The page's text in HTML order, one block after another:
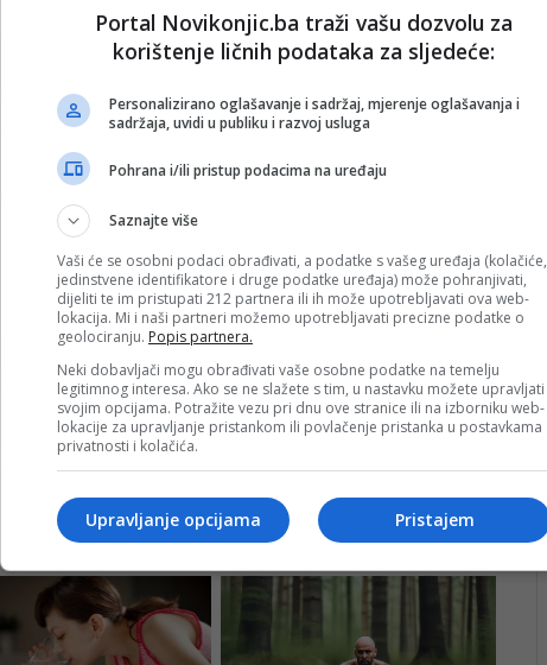
Portal Novikonjic.ba traži vašu dozvolu za
korištenje ličnih podataka za sljedeće:
Personalizirano oglašavanje i sadržaj, mjerenje oglašavanja i
sadržaja, uvidi u publiku i razvoj usluga
Pohrana i/ili pristup podacima na uređaju
Saznajte više
Vaši će se osobni podaci obrađivati, a podatke s vašeg uređaja (kolačiće,
jedinstvene identifikatore i druge podatke uređaja) može pohranjivati,
dijeliti te im pristupati 212 partnera ili ih može upotrebljavati ova web-
lokacija. Mi i naši partneri možemo upotrebljavati precizne podatke o
geolociranju. Popis partnera.
Neki dobavljači mogu obrađivati vaše osobne podatke na temelju
legitimnog interesa. Ako se ne slažete s tim, u nastavku možete upravljati
svojim opcijama. Potražite vezu pri dnu ove stranice ili na izborniku web-
lokacije za upravljanje pristankom ili povlačenje pristanka u postavkama
privatnosti i kolačića.
Pristajem
Upravljanje opcijama